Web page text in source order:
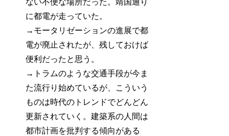
ない不便な場所だった。靖国通り
に都電が走っていた。
→モータリゼーションの進展で都
電が廃止されたが、残しておけば
便利だったと思う。
→トラムのような交通手段が今ま
た流行り始めているが、こういう
ものは時代のトレンドでどんどん
更新されていく。建築系の人間は
都市計画を批判する傾向がある